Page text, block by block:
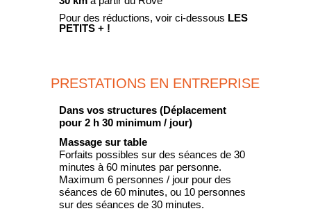
Pour des réductions, voir ci-dessous LES
PETITS + !
PRESTATIONS EN ENTREPRISE
Dans vos structures (Déplacement
pour 2 h 30 minimum / jour)
Massage sur table
Forfaits possibles sur des séances de 30
minutes à 60 minutes par personne.
Maximum 6 personnes / jour pour des
séances de 60 minutes, ou 10 personnes
sur des séances de 30 minutes.